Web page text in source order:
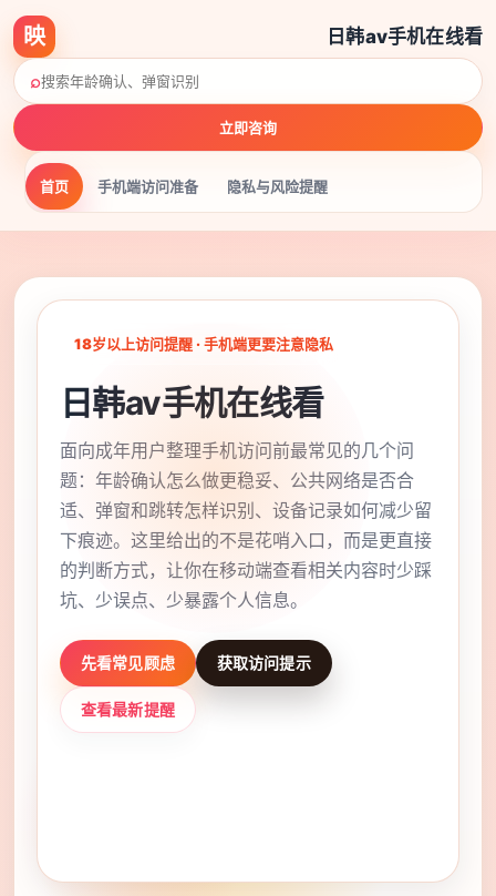
映 日韩av手机在线看
首页 手机端访问准备 隐私与风险提醒
⌕
立即咨询
18岁以上访问提醒 · 手机端更要注意隐私
日韩av手机在线看
面向成年用户整理手机访问前最常见的几个问
题：年龄确认怎么做更稳妥、公共网络是否合
适、弹窗和跳转怎样识别、设备记录如何减少留
下痕迹。这里给出的不是花哨入口，而是更直接
的判断方式，让你在移动端查看相关内容时少踩
坑、少误点、少暴露个人信息。
先看常见顾虑 获取访问提示
查看最新提醒